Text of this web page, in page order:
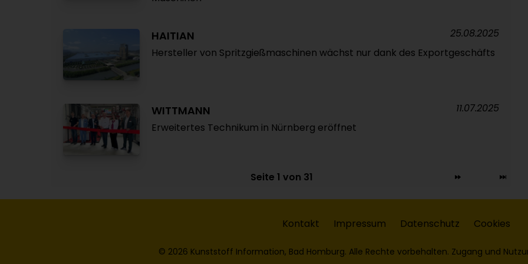
HAITIAN
Hersteller von Spritzgießmaschinen wächst nur dank des Exportgeschäfts
25.08.2025
WITTMANN
Erweitertes Technikum in Nürnberg eröffnet
11.07.2025
Seite 1 von 31
Kontakt Impressum Datenschutz Cookies
© 2026 Kunststoff Information, Bad Homburg. Alle Rechte vorbehalten. Zugang und